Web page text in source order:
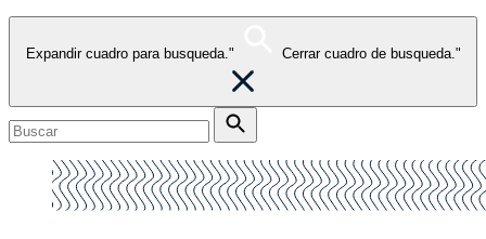
Expandir cuadro para busqueda." Cerrar cuadro de busqueda."